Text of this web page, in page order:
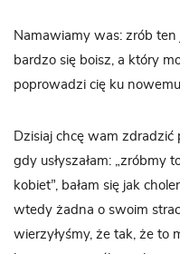
Namawiamy was: zrób
bardzo się boisz, a który
poprowadzi cię ku
Dzisiaj chcę wam zdradzić
gdy usłyszałam: „zróbmy
kobiet”, bałam się jak
wtedy żadna o swoim
wierzyłyśmy, że tak, że to